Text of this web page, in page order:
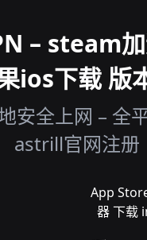
– steam
ios下载 版
安全上网 – 全
astrill官网注册
App
器 下载